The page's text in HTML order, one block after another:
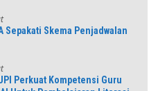
Sepakati Skema Penjadwalan
Perkuat Kompetensi Guru